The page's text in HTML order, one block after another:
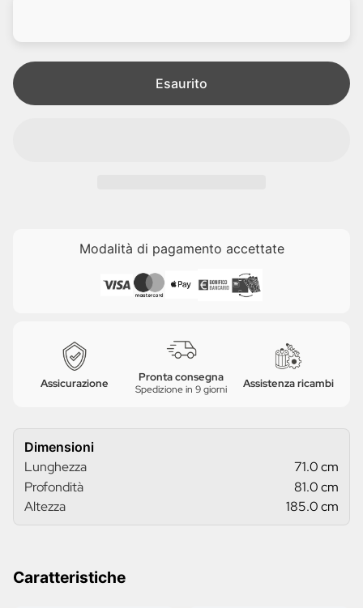
Esaurito
Modalità di pagamento accettate
Assicurazione Pronta consegna
Spedizione in 9 giorni Assistenza ricambi
Dimensioni
Lunghezza
71.0 cm
Profondità
81.0 cm
Altezza
185.0 cm
Caratteristiche